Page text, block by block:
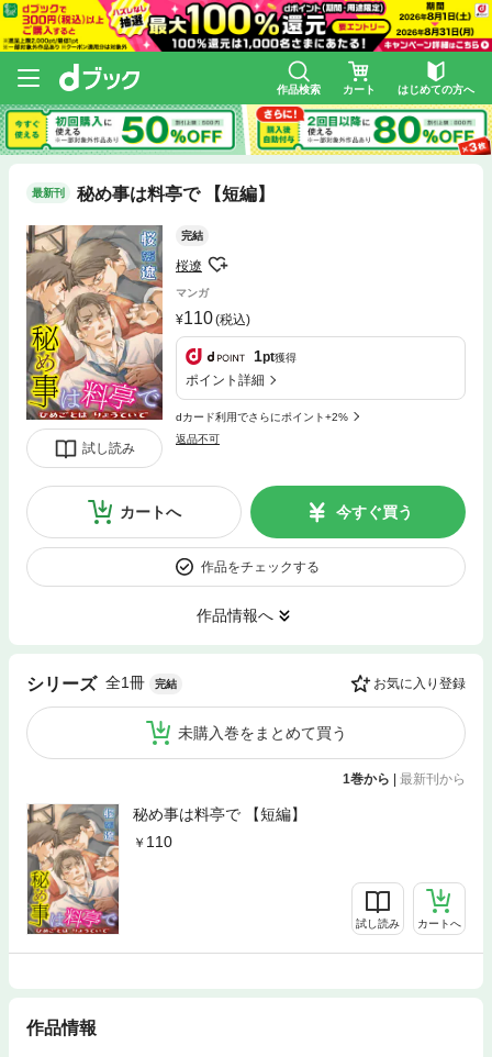
作品検索 カート はじめての方へ
最新刊 秘め事は料亭で 【短編】
試し読み
完結
桜遼
マンガ
110(税込)
1pt獲得
ポイント詳細
dカード利用でさらにポイント+2%
返品不可
カートへ 今すぐ買う
作品をチェックする
作品情報へ
シリーズ 全1冊 完結 お気に入り登録
未購入巻をまとめて買う
1巻から | 最新刊から
秘め事は料亭で 【短編】
110
試し読み カートへ
作品情報